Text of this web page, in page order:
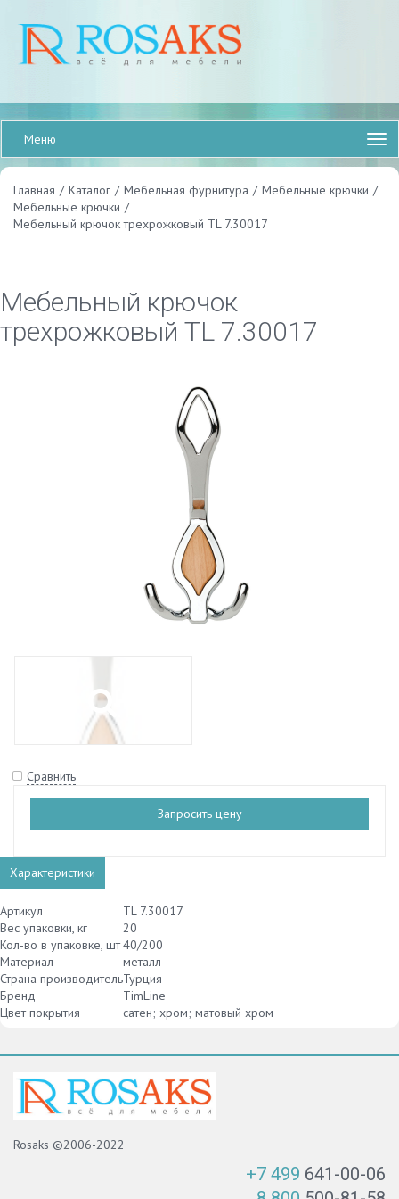
Меню
Главная / Каталог / Мебельная фурнитура / Мебельные крючки /
Мебельные крючки /
Мебельный крючок трехрожковый TL 7.30017
Мебельный крючок
трехрожковый TL 7.30017
Сравнить
Запросить цену
Характеристики
Артикул
TL 7.30017
Вес упаковки, кг
20
Кол-во в упаковке, шт40/200
Материал
металл
Страна производительТурция
Бренд
TimLine
Цвет покрытия
сатен; хром; матовый хром
Rosaks ©2006-2022
+7 499 641-00-06